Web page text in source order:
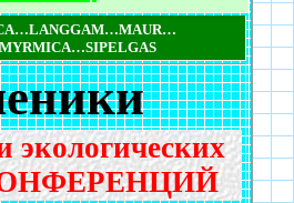
экологических